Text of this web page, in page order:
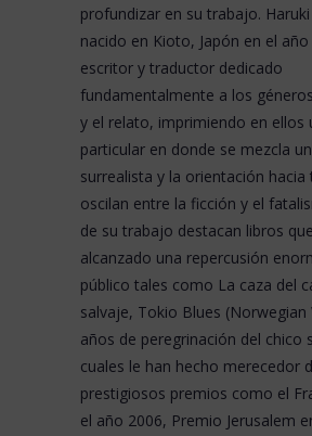
profundizar en su trabajo.
nacido en Kioto, Japón en el
escritor y traductor dedicado
fundamentalmente a los
y el relato, imprimiendo en ellos
particular en donde se mezcla
surrealista y la orientación hacia
oscilan entre la ficción y el
de su trabajo destacan libros
alcanzado una repercusión
público tales como La caza del
salvaje, Tokio Blues (Norwegian
años de peregrinación del chico
cuales le han hecho merecedor
prestigiosos premios como el
el año 2006, Premio Jerusalem